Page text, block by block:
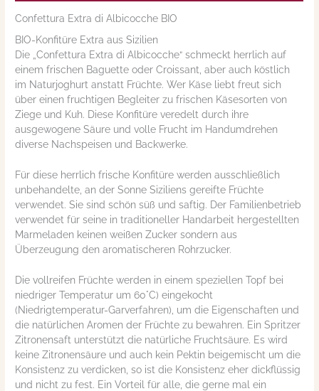
Confettura Extra di Albicocche BIO
BIO-Konfitüre Extra aus Sizilien
Die „Confettura Extra di Albicocche“ schmeckt herrlich auf
einem frischen Baguette oder Croissant, aber auch köstlich
im Naturjoghurt anstatt Früchte. Wer Käse liebt freut sich
über einen fruchtigen Begleiter zu frischen Käsesorten von
Ziege und Kuh. Diese Konfitüre veredelt durch ihre
ausgewogene Säure und volle Frucht im Handumdrehen
diverse Nachspeisen und Backwerke.
Für diese herrlich frische Konfitüre werden ausschließlich
unbehandelte, an der Sonne Siziliens gereifte Früchte
verwendet. Sie sind schön süß und saftig. Der Familienbetrieb
verwendet für seine in traditioneller Handarbeit hergestellten
Marmeladen keinen weißen Zucker sondern aus
Überzeugung den aromatischeren Rohrzucker.
Die vollreifen Früchte werden in einem speziellen Topf bei
niedriger Temperatur um 60°C) eingekocht
(Niedrigtemperatur-Garverfahren), um die Eigenschaften und
die natürlichen Aromen der Früchte zu bewahren. Ein Spritzer
Zitronensaft unterstützt die natürliche Fruchtsäure. Es wird
keine Zitronensäure und auch kein Pektin beigemischt um die
Konsistenz zu verdicken, so ist die Konsistenz eher dickflüssig
und nicht zu fest. Ein Vorteil für alle, die gerne mal ein